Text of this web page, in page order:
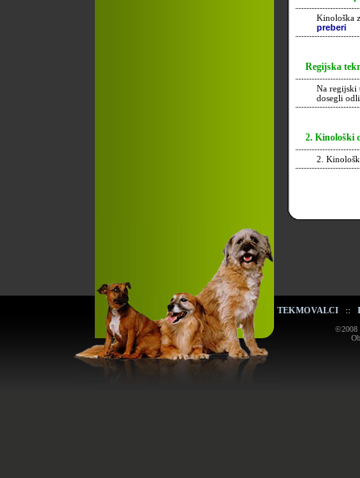
Kinološka
preberi
Regijska
Na regijski
dosegli
2. Kinološki
2.
TEKMOVALCI ::
©2008